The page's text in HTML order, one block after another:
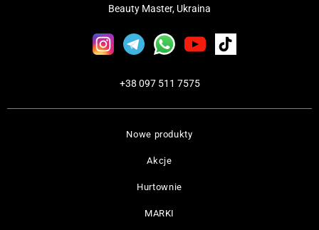
Nowe produkty
Akcje
Hurtownie
MARKI
Beauty Master, Ukraina
+38 097 511 7575